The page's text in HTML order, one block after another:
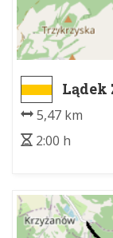
Lądek
5,47 km
2:00 h